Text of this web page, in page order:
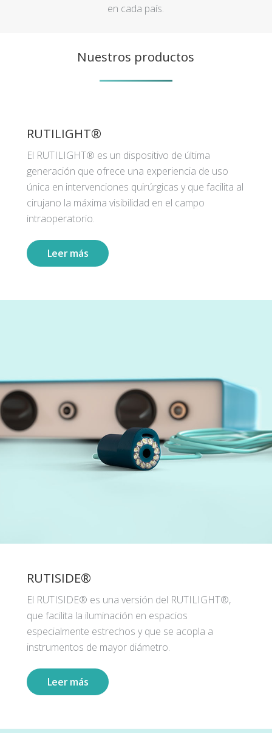
en cada país.
Nuestros productos
RUTILIGHT®
El RUTILIGHT® es un dispositivo de última
generación que ofrece una experiencia de uso
única en intervenciones quirúrgicas y que facilita al
cirujano la máxima visibilidad en el campo
intraoperatorio.
Leer más
RUTISIDE®
El RUTISIDE® es una versión del RUTILIGHT®,
que facilita la iluminación en espacios
especialmente estrechos y que se acopla a
instrumentos de mayor diámetro.
Leer más